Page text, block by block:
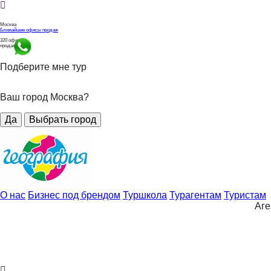
Москва
Ближайшие офисы продаж
320 офисов
продаж
Подберите мне тур
Ваш город Москва?
Да Выбрать город
О нас Бизнес под брендом Туршкола Турагентам Туристам